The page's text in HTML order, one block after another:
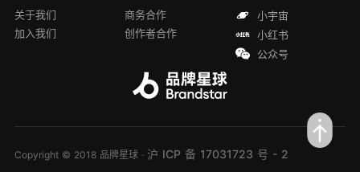
关于我们
加入我们
商务合作
创作者合作
小宇宙
小红书
公众号
Copyright © 2018 品牌星球 · 沪 ICP 备 17031723 号 - 2